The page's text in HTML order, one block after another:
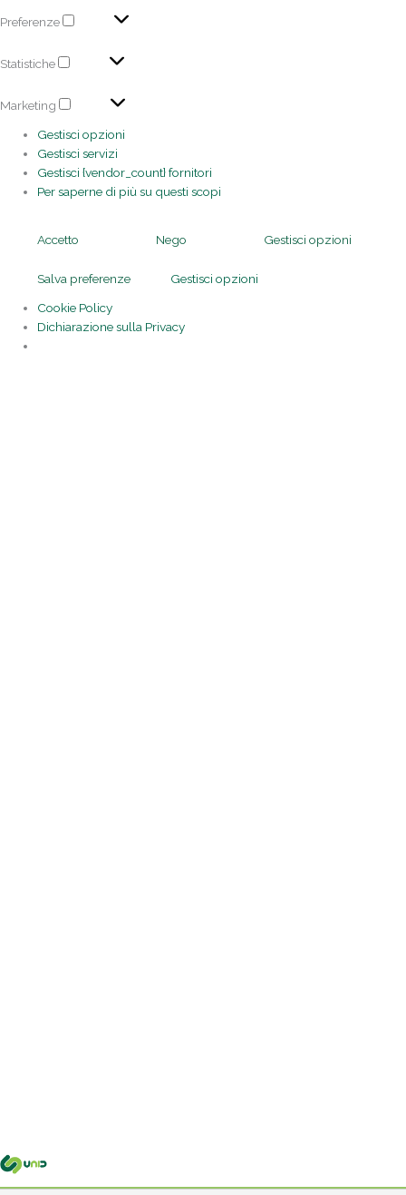
Preferenze
Statistiche
Marketing
Gestisci opzioni
Gestisci servizi
Gestisci {vendor_count} fornitori
Per saperne di più su questi scopi
Accetto Nego Gestisci opzioni
Salva preferenze
Gestisci opzioni
Cookie Policy
Dichiarazione sulla Privacy